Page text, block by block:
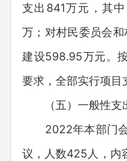
支出841万元，其
万；对村民委员会
建设598.95万元。
要求，全部实行项目
（五）一般性支
2022年本部门会
议，人数425人，内